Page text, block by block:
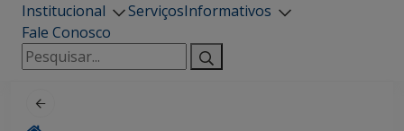
Institucional ServiçosInformativos
Fale Conosco
Pesquisar
por: